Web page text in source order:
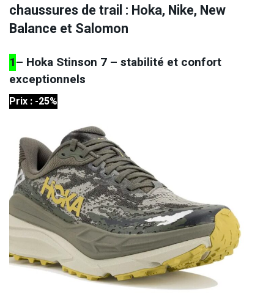
chaussures de trail : Hoka, Nike, New
Balance et Salomon
1– Hoka Stinson 7 – stabilité et confort
exceptionnels
Prix : -25%